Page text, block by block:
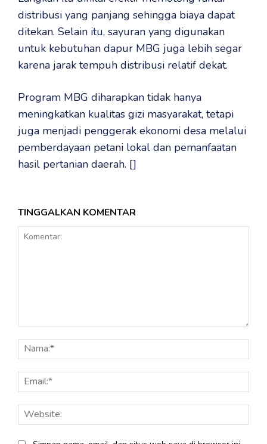
distribusi yang panjang sehingga biaya dapat
ditekan. Selain itu, sayuran yang digunakan
untuk kebutuhan dapur MBG juga lebih segar
karena jarak tempuh distribusi relatif dekat.
Program MBG diharapkan tidak hanya
meningkatkan kualitas gizi masyarakat, tetapi
juga menjadi penggerak ekonomi desa melalui
pemberdayaan petani lokal dan pemanfaatan
hasil pertanian daerah. []
TINGGALKAN KOMENTAR